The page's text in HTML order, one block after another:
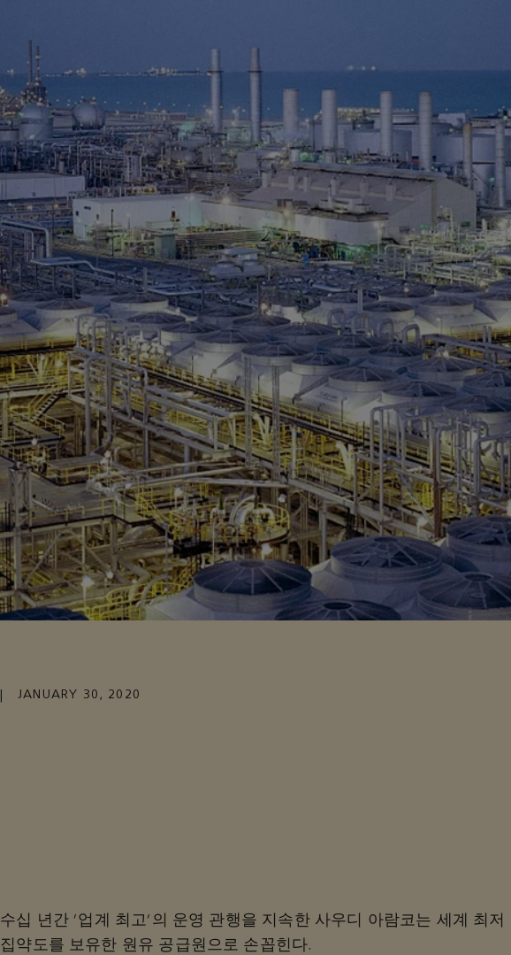
JANUARY 30, 2020
수십 년간 '업계 최고'의 운영 관행을 지속한 사우디 아람코는 세계 최저
집약도를 보유한 원유 공급원으로 손꼽힌다.